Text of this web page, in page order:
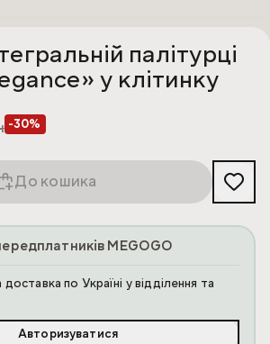
палітурці
у клітинку
-30%
До кошика
MEGOGO
по Україні у відділення та
Авторизуватися